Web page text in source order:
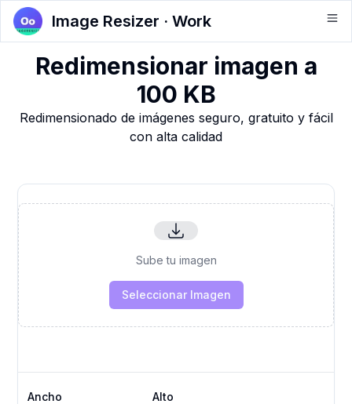
Image Resizer · Work
Redimensionar imagen a
100 KB
Redimensionado de imágenes seguro, gratuito y fácil
con alta calidad
Sube tu imagen
Seleccionar Imagen
Ancho Alto